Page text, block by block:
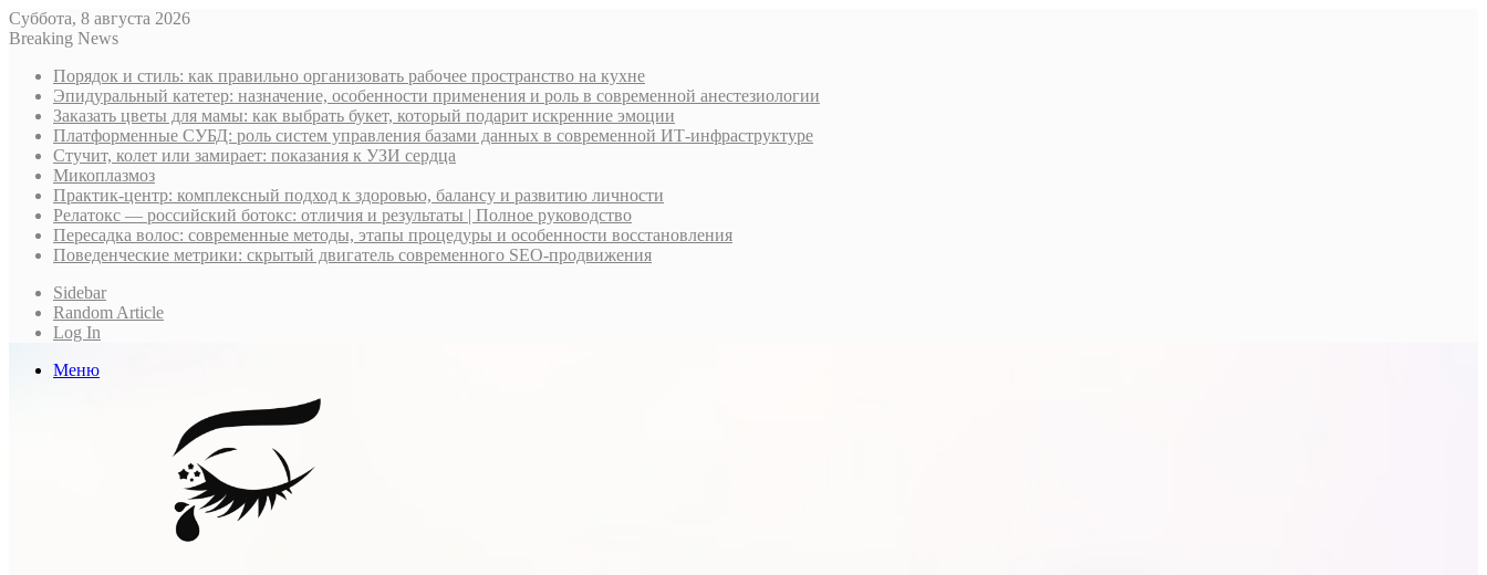
Суббота, 8 августа 2026
Breaking News
Порядок и стиль: как правильно организовать рабочее пространство на кухне
Эпидуральный катетер: назначение, особенности применения и роль в современной анестезиологии
Заказать цветы для мамы: как выбрать букет, который подарит искренние эмоции
Платформенные СУБД: роль систем управления базами данных в современной ИТ-инфраструктуре
Стучит, колет или замирает: показания к УЗИ сердца
Микоплазмоз
Практик-центр: комплексный подход к здоровью, балансу и развитию личности
Релатокс — российский ботокс: отличия и результаты | Полное руководство
Пересадка волос: современные методы, этапы процедуры и особенности восстановления
Поведенческие метрики: скрытый двигатель современного SEO-продвижения
Sidebar
Random Article
Log In
Меню